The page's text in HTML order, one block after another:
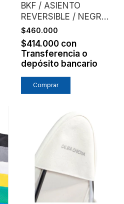
BKF / ASIENTO
REVERSIBLE / NEGRO
+ LADRILLO
$460.000
$414.000 con
Transferencia o
depósito bancario
Comprar